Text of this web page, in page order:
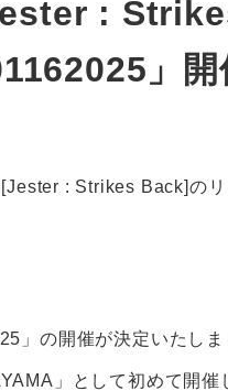
:
」開
: Strikes Back]のリ
」の開催が決定いたしま
」として初めて開催